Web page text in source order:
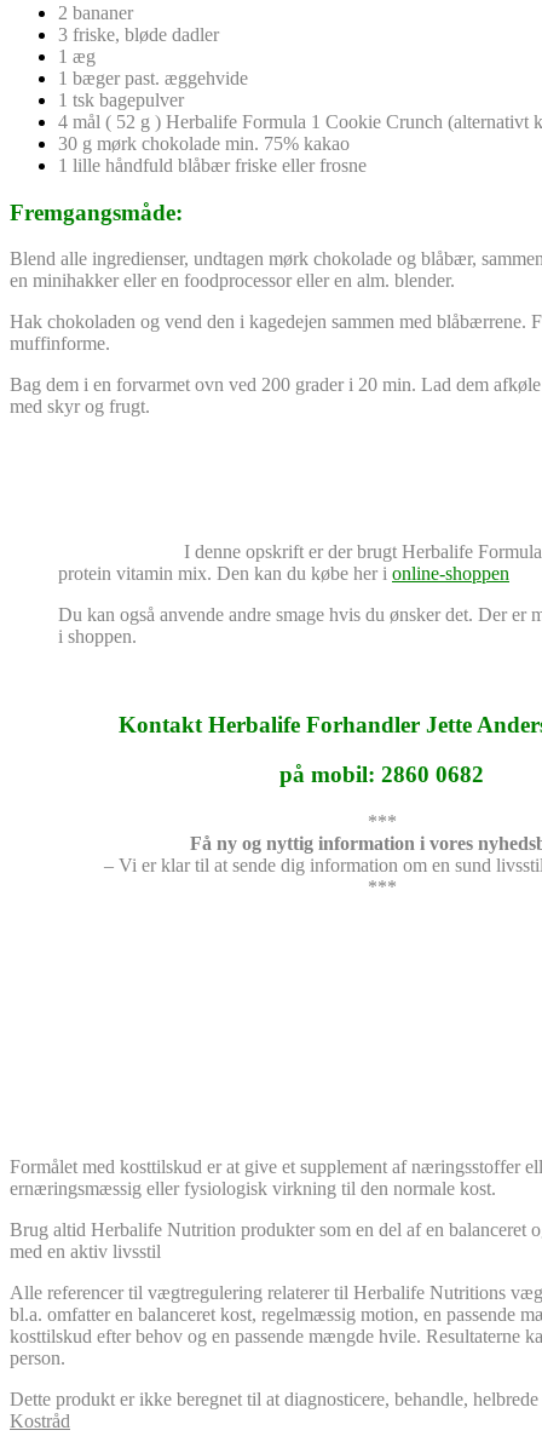
2 bananer
3 friske, bløde dadler
1 æg
1 bæger past. æggehvide
1 tsk bagepulver
4 mål ( 52 g ) Herbalife Formula 1 Cookie Crunch (alternativt
30 g mørk chokolade min. 75% kakao
1 lille håndfuld blåbær friske eller frosne
Fremgangsmåde:
Blend alle ingredienser, undtagen mørk chokolade og blåbær,
en minihakker eller en foodprocessor eller en alm. blender.
Hak chokoladen og vend den i kagedejen sammen med blåbærrene.
muffinforme.
Bag dem i en forvarmet ovn ved 200 grader i 20 min. Lad dem
med skyr og frugt.
I denne opskrift er der brugt Herbalife
protein vitamin mix. Den kan du købe her i online-shoppen
Du kan også anvende andre smage hvis du ønsker det. Der er
i shoppen.
Kontakt Herbalife Forhandler Jette
på mobil: 2860 0682
***
Få ny og nyttig information i vores
– Vi er klar til at sende dig information om en sund
***
Formålet med kosttilskud er at give et supplement af næringsstoffer
ernæringsmæssig eller fysiologisk virkning til den normale kost.
Brug altid Herbalife Nutrition produkter som en del af en balanceret
med en aktiv livsstil
Alle referencer til vægtregulering relaterer til Herbalife Nutritions
bl.a. omfatter en balanceret kost, regelmæssig motion, en passende
kosttilskud efter behov og en passende mængde hvile. Resultaterne
person.
Dette produkt er ikke beregnet til at diagnosticere, behandle,
Kostråd